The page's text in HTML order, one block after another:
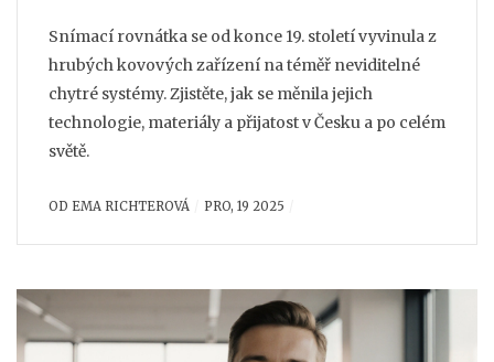
Snímací rovnátka se od konce 19. století vyvinula z
hrubých kovových zařízení na téměř neviditelné
chytré systémy. Zjistěte, jak se měnila jejich
technologie, materiály a přijatost v Česku a po celém
světě.
OD EMA RICHTEROVÁ PRO, 19 2025